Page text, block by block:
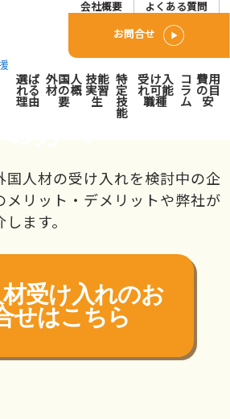
会社概要
よくある質問
お問合せ
選ば
れる
理由
外国人
材の概
要
技能
実習
生
特
定
技
能
受け入
れ可能
職種
コ
ラ
ム
費用
の目
安
南町で外国人人
介会社をお探し
国人材の受け入れを検討中の企
メリット・デメリットや弊社が
ます。
受け入れのお
せはこちら